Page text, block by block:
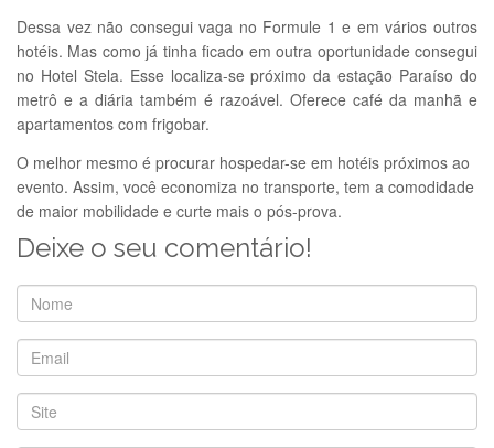
Dessa vez não consegui vaga no Formule 1 e em vários outros
hotéis. Mas como já tinha ficado em outra oportunidade consegui
no Hotel Stela. Esse localiza-se próximo da estação Paraíso do
metrô e a diária também é razoável. Oferece café da manhã e
apartamentos com frigobar.
O melhor mesmo é procurar hospedar-se em hotéis próximos ao
evento. Assim, você economiza no transporte, tem a comodidade
de maior mobilidade e curte mais o pós-prova.
Deixe o seu comentário!